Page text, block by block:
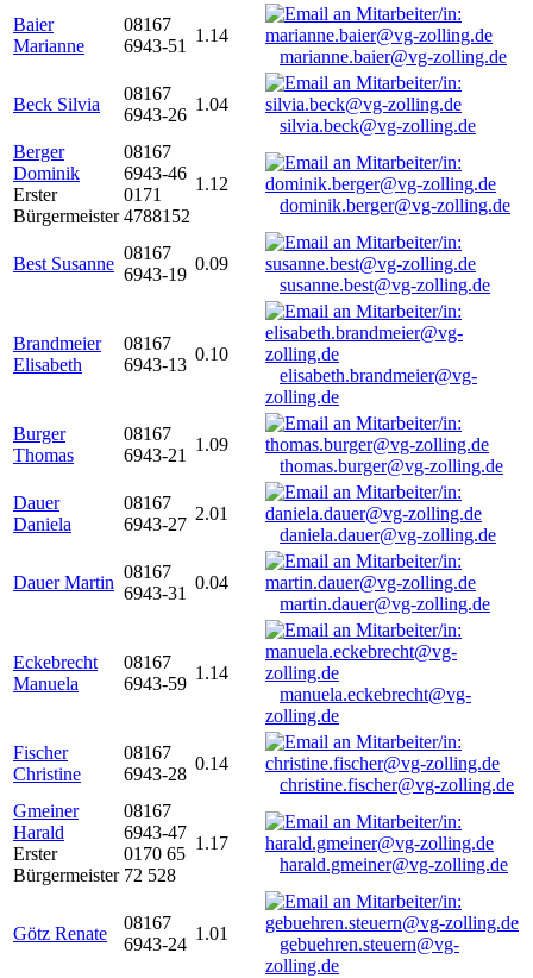
Baier
Marianne
08167
6943-51
1.14
marianne.baier@vg-zolling.de
Beck Silvia
08167
6943-26
1.04
silvia.beck@vg-zolling.de
Berger
Dominik
Erster
Bürgermeister
08167
6943-46
0171
4788152
1.12
dominik.berger@vg-zolling.de
Best Susanne
08167
6943-19
0.09
susanne.best@vg-zolling.de
Brandmeier
Elisabeth
08167
6943-13
0.10
elisabeth.brandmeier@vg-
zolling.de
Burger
Thomas
08167
6943-21
1.09
thomas.burger@vg-zolling.de
Dauer
Daniela
08167
6943-27
2.01
daniela.dauer@vg-zolling.de
Dauer Martin
08167
6943-31
0.04
martin.dauer@vg-zolling.de
Eckebrecht
Manuela
08167
6943-59
1.14
manuela.eckebrecht@vg-
zolling.de
Fischer
Christine
08167
6943-28
0.14
christine.fischer@vg-zolling.de
Gmeiner
Harald
Erster
Bürgermeister
08167
6943-47
0170 65
72 528
1.17
harald.gmeiner@vg-zolling.de
Götz Renate
08167
6943-24
1.01
gebuehren.steuern@vg-
zolling.de